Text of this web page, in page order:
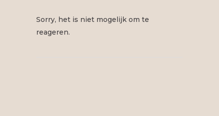
Sorry, het is niet mogelijk om te
reageren.